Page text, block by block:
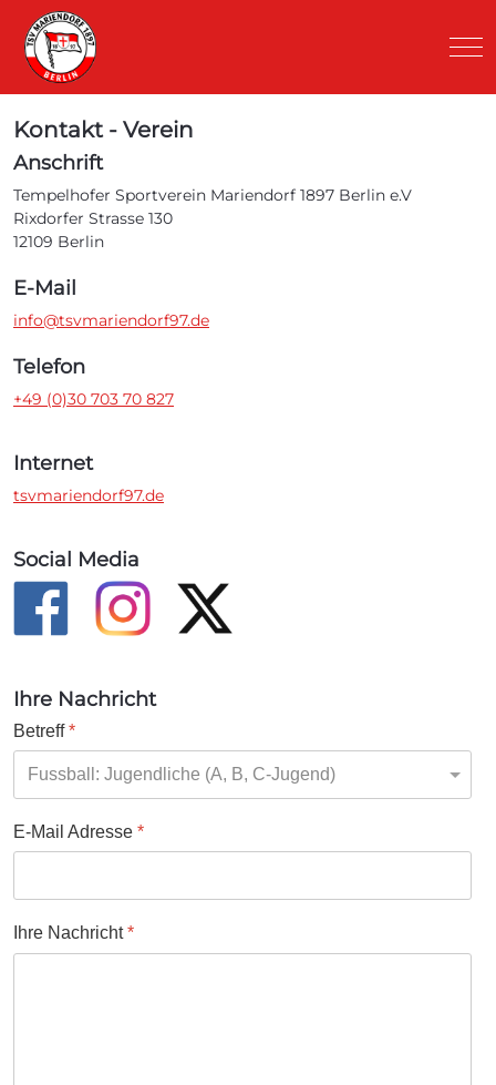
Kontakt - Verein
Anschrift
Tempelhofer Sportverein Mariendorf 1897 Berlin e.V
Rixdorfer Strasse 130
12109 Berlin
E-Mail
info@tsvmariendorf97.de
Telefon
+49 (0)30 703 70 827
Internet
tsvmariendorf97.de
Social Media
Ihre Nachricht
Betreff*
E-Mail Adresse *
Ihre Nachricht*